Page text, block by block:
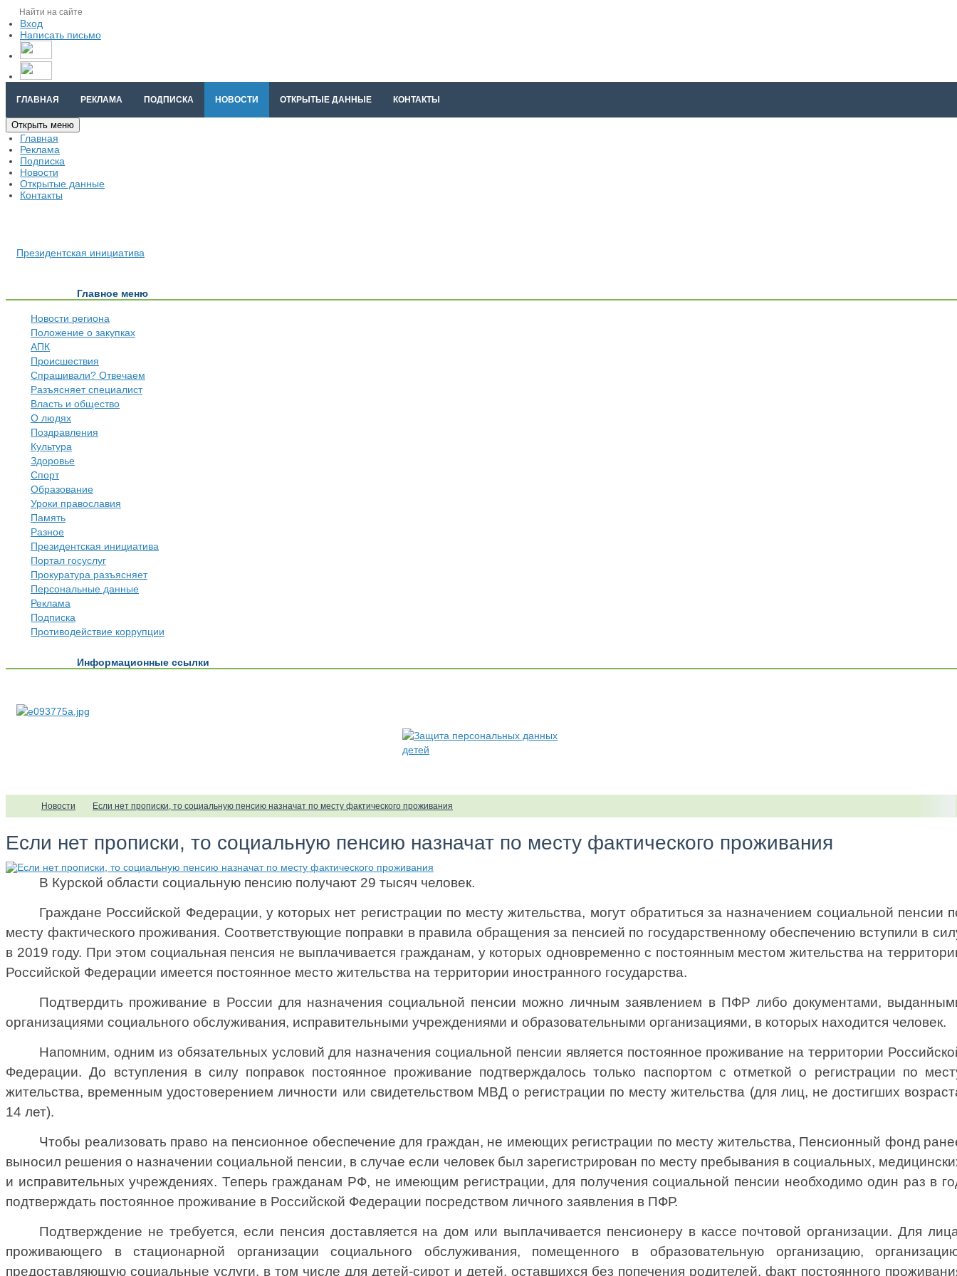
Вход
Написать письмо
ГЛАВНАЯ РЕКЛАМА ПОДПИСКА НОВОСТИ ОТКРЫТЫЕ ДАННЫЕ КОНТАКТЫ
Открыть меню
Главная
Реклама
Подписка
Новости
Открытые данные
Контакты
Президентская инициатива
Главное меню
Новости региона
Положение о закупках
АПК
Происшествия
Спрашивали? Отвечаем
Разъясняет специалист
Власть и общество
О людях
Поздравления
Культура
Здоровье
Спорт
Образование
Уроки православия
Память
Разное
Президентская инициатива
Портал госуслуг
Прокуратура разъясняет
Персональные данные
Реклама
Подписка
Противодействие коррупции
Информационные ссылки
Новости Если нет прописки, то социальную пенсию назначат по месту фактического проживания
Если нет прописки, то социальную пенсию назначат по месту фактического проживания
В Курской области социальную пенсию получают 29 тысяч человек.
Граждане Российской Федерации, у которых нет регистрации по месту жительства, могут обратиться за назначением социальной пенсии
месту фактического проживания. Соответствующие поправки в правила обращения за пенсией по государственному обеспечению вступили в
в 2019 году. При этом социальная пенсия не выплачивается гражданам, у которых одновременно с постоянным местом жительства на
Российской Федерации имеется постоянное место жительства на территории иностранного государства.
Подтвердить проживание в России для назначения социальной пенсии можно личным заявлением в ПФР либо документами,
организациями социального обслуживания, исправительными учреждениями и образовательными организациями, в которых находится человек.
Напомним, одним из обязательных условий для назначения социальной пенсии является постоянное проживание на территории
Федерации. До вступления в силу поправок постоянное проживание подтверждалось только паспортом с отметкой о регистрации по
жительства, временным удостоверением личности или свидетельством МВД о регистрации по месту жительства (для лиц, не достигших
14 лет).
Чтобы реализовать право на пенсионное обеспечение для граждан, не имеющих регистрации по месту жительства, Пенсионный фонд
выносил решения о назначении социальной пенсии, в случае если человек был зарегистрирован по месту пребывания в социальных,
и исправительных учреждениях. Теперь гражданам РФ, не имеющим регистрации, для получения социальной пенсии необходимо один раз в
подтверждать постоянное проживание в Российской Федерации посредством личного заявления в ПФР.
Подтверждение не требуется, если пенсия доставляется на дом или выплачивается пенсионеру в кассе почтовой организации. Для
проживающего в стационарной организации социального обслуживания, помещенного в образовательную организацию,
предоставляющую социальные услуги, в том числе для детей-сирот и детей, оставшихся без попечения родителей, факт постоянного